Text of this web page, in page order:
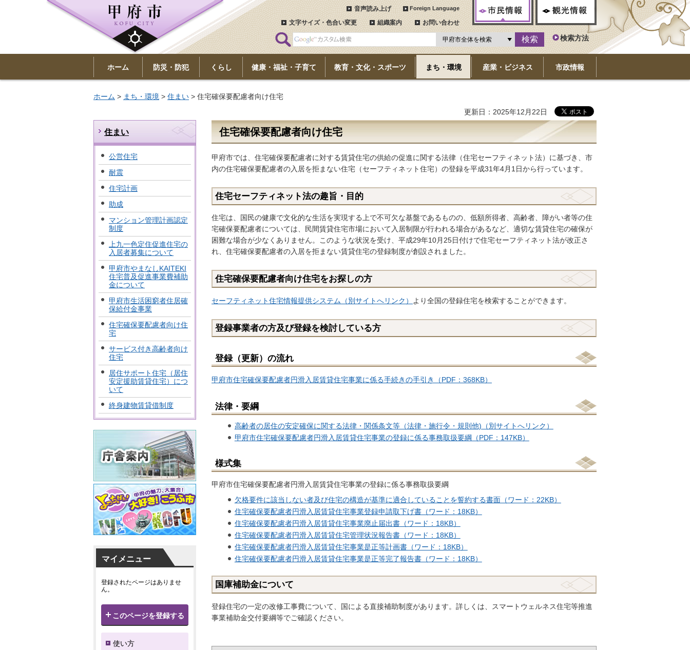
音声読み上げ Foreign Language
文字サイズ・色合い変更 組織案内 お問い合わせ
検索方法
ホーム 防災・防犯 くらし 健康・福祉・子育て 教育・文化・スポーツ まち・環境 産業・ビジネス 市政情報
ホーム > まち・環境 > 住まい > 住宅確保要配慮者向け住宅
更新日：2025年12月22日
住まい
公営住宅
耐震
住宅計画
助成
マンション管理計画認定
制度
上九一色定住促進住宅の
入居者募集について
甲府市やまなしKAITEKI
住宅普及促進事業費補助
金について
甲府市生活困窮者住居確
保給付金事業
住宅確保要配慮者向け住
宅
サービス付き高齢者向け
住宅
居住サポート住宅（居住
安定援助賃貸住宅）につ
いて
終身建物賃貸借制度
マイメニュー
登録されたページはありませ
ん。
このページを登録する
使い方
住宅確保要配慮者向け住宅
甲府市では、住宅確保要配慮者に対する賃貸住宅の供給の促進に関する法律（住宅セーフティネット法）に基づき、市
内の住宅確保要配慮者の入居を拒まない住宅（セーフティネット住宅）の登録を平成31年4月1日から行っています。
住宅セーフティネット法の趣旨・目的
住宅は、国民の健康で文化的な生活を実現する上で不可欠な基盤であるものの、低額所得者、高齢者、障がい者等の住
宅確保要配慮者については、民間賃貸住宅市場において入居制限が行われる場合があるなど、適切な賃貸住宅の確保が
困難な場合が少なくありません。このような状況を受け、平成29年10月25日付けで住宅セーフティネット法が改正さ
れ、住宅確保要配慮者の入居を拒まない賃貸住宅の登録制度が創設されました。
住宅確保要配慮者向け住宅をお探しの方
セーフティネット住宅情報提供システム（別サイトへリンク） より全国の登録住宅を検索することができます。
登録事業者の方及び登録を検討している方
登録（更新）の流れ
甲府市住宅確保要配慮者円滑入居賃貸住宅事業に係る手続きの手引き（PDF：368KB）
法律・要綱
高齢者の居住の安定確保に関する法律・関係条文等（法律・施行令・規則他)（別サイトへリンク）
甲府市住宅確保要配慮者円滑入居賃貸住宅事業の登録に係る事務取扱要綱（PDF：147KB）
様式集
甲府市住宅確保要配慮者円滑入居賃貸住宅事業の登録に係る事務取扱要綱
欠格要件に該当しない者及び住宅の構造が基準に適合していることを誓約する書面（ワード：22KB）
住宅確保要配慮者円滑入居賃貸住宅事業登録申請取下げ書（ワード：18KB）
住宅確保要配慮者円滑入居賃貸住宅事業廃止届出書（ワード：18KB）
住宅確保要配慮者円滑入居賃貸住宅管理状況報告書（ワード：18KB）
住宅確保要配慮者円滑入居賃貸住宅事業是正等計画書（ワード：18KB）
住宅確保要配慮者円滑入居賃貸住宅事業是正等完了報告書（ワード：18KB）
国庫補助金について
登録住宅の一定の改修工事費について、国による直接補助制度があります。詳しくは、スマートウェルネス住宅等推進
事業補助金交付要綱等でご確認ください。